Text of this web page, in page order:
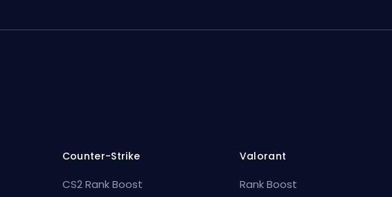
Counter-Strike
CS2 Rank Boost
Valorant
Rank Boost